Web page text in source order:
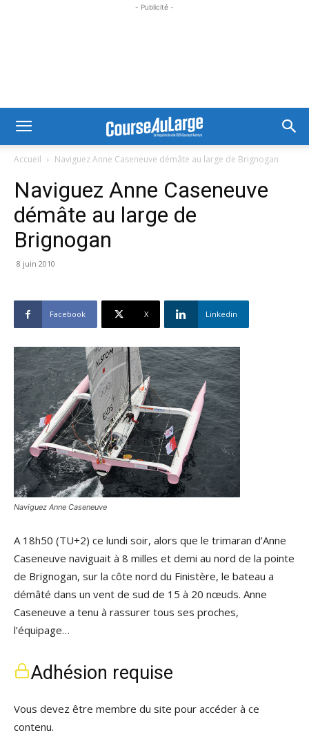
- Publicité -
Accueil Naviguez Anne Caseneuve démâte au large de Brignogan
Naviguez Anne Caseneuve
démâte au large de
Brignogan
8 juin 2010
Facebook X Linkedin
Naviguez Anne Caseneuve
A 18h50 (TU+2) ce lundi soir, alors que le trimaran d’Anne
Caseneuve naviguait à 8 milles et demi au nord de la pointe
de Brignogan, sur la côte nord du Finistère, le bateau a
démâté dans un vent de sud de 15 à 20 nœuds. Anne
Caseneuve a tenu à rassurer tous ses proches,
l’équipage…
Adhésion requise
Vous devez être membre du site pour accéder à ce
contenu.